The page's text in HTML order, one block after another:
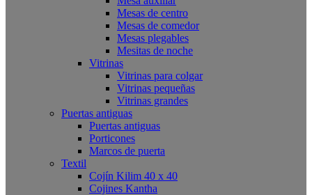
Mesas de centro
Mesas de comedor
Mesas plegables
Mesitas de noche
Vitrinas
Vitrinas para colgar
Vitrinas pequeñas
Vitrinas grandes
Puertas antiguas
Puertas antiguas
Porticones
Marcos de puerta
Textil
Cojín Kilim 40 x 40
Cojines Kantha